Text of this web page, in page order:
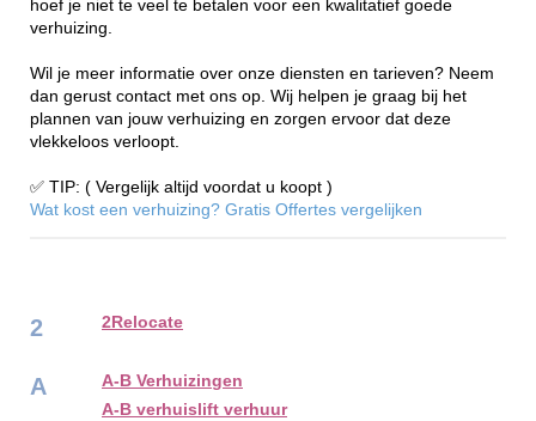
hoef je niet te veel te betalen voor een kwalitatief goede
verhuizing.
Wil je meer informatie over onze diensten en tarieven? Neem
dan gerust contact met ons op. Wij helpen je graag bij het
plannen van jouw verhuizing en zorgen ervoor dat deze
vlekkeloos verloopt.
✅ TIP: ( Vergelijk altijd voordat u koopt )
Wat kost een verhuizing? Gratis Offertes vergelijken
2 2Relocate
A
A-B Verhuizingen
A-B verhuislift verhuur